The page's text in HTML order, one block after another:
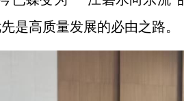
是高质量发展的必由之路。